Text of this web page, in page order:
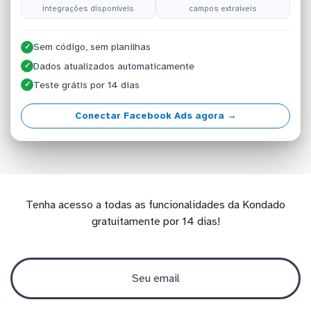
integrações disponíveis campos extraíveis
✓ Sem código, sem planilhas
✓ Dados atualizados automaticamente
✓ Teste grátis por 14 dias
Conectar Facebook Ads agora →
Tenha acesso a todas as funcionalidades da Kondado
gratuitamente por 14 dias!